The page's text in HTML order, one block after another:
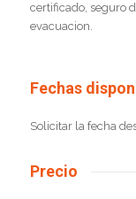
certificado, seguro
evacuacion.
Fechas
Solicitar la fecha
Precio